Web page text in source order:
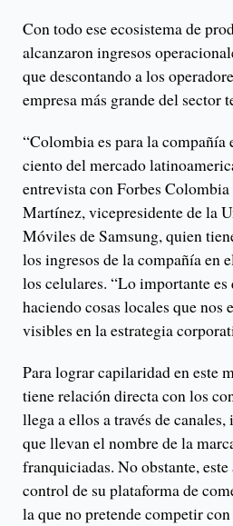
Con todo ese ecosistema de
alcanzaron ingresos
que descontando a los
empresa más grande del sector
“Colombia es para la compañía
ciento del mercado
entrevista con Forbes
Martínez, vicepresidente de la
Móviles de Samsung, quien
los ingresos de la compañía en
los celulares. “Lo importante es
haciendo cosas locales que nos
visibles en la estrategia
Para lograr capilaridad en este
tiene relación directa con los
llega a ellos a través de
que llevan el nombre de la
franquiciadas. No obstante,
control de su plataforma de
la que no pretende competir